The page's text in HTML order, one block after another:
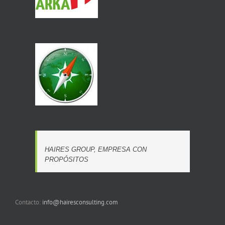
HAIRES GROUP, EMPRESA CON
PROPÓSITOS
Contacto: info@hairesconsulting.com